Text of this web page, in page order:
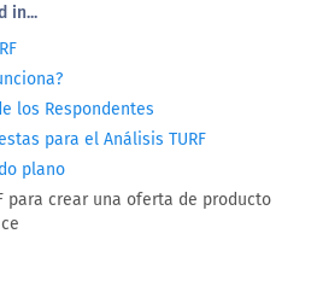
in...
los Respondentes
para el Análisis TURF
plano
para crear una oferta de producto